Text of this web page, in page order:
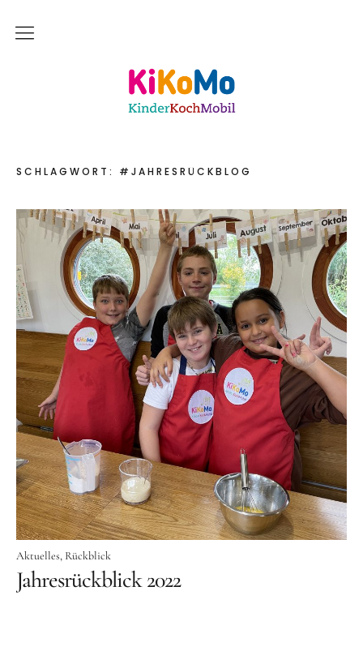
Kinderkochmobil KiKoMo Karlsruhe
Start
Mein Team
Meine Freunde
Saisonal – Regional – Bio
Wir sind “in-Form”
Anerkannt als “BNE”-Akteur
Mein erstes Jahr
Aktuelles
Tipps für Kids
Rezepte
Für Schulen
Unser Beitrag zum Ernährungsführerschein
Projektwoche Planetary Health Diet
Frühlingsküche & Sprachschätze
SCHLAGWORT: #JAHRESRÜCKBLOG
Aktuelles Rückblick
Jahresrückblick 2022